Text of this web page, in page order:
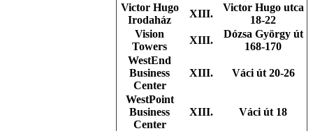
Victor Hugo
Irodaház
XIII.
Victor Hugo utca
18-22
Vision
Towers
XIII.
Dózsa György út
168-170
WestEnd
Business
Center
XIII. Váci út 20-26
WestPoint
Business
Center
XIII. Váci út 18